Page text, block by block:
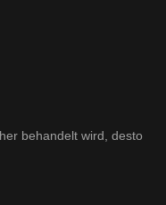
behandelt wird, desto